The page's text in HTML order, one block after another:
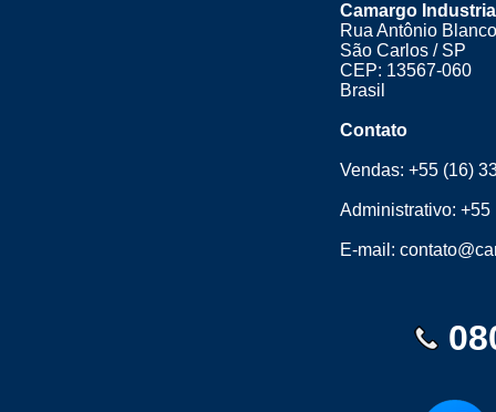
Camargo
Rua Antônio
São Carlos / SP
CEP: 13567-060
Brasil
Contato
Vendas:+55 (16)
Administrativo:+55
E-mail: